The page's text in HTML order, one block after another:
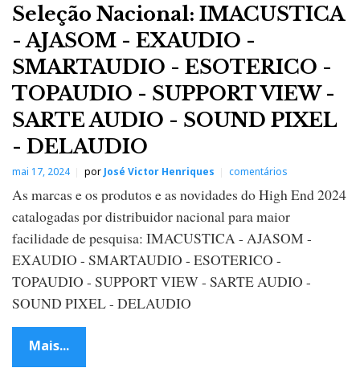
Seleção Nacional: IMACUSTICA
- AJASOM - EXAUDIO -
SMARTAUDIO - ESOTERICO -
TOPAUDIO - SUPPORT VIEW -
SARTE AUDIO - SOUND PIXEL
- DELAUDIO
mai 17, 2024 por José Victor Henriques comentários
As marcas e os produtos e as novidades do High End 2024
catalogadas por distribuidor nacional para maior
facilidade de pesquisa: IMACUSTICA - AJASOM -
EXAUDIO - SMARTAUDIO - ESOTERICO -
TOPAUDIO - SUPPORT VIEW - SARTE AUDIO -
SOUND PIXEL - DELAUDIO
Mais...